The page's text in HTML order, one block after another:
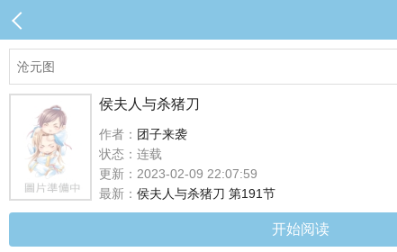
侯夫人与杀猪刀
作者： 团子来袭
状态：连载
更新：2023-02-09 22:07:59
最新： 侯夫人与杀猪刀 第191节
开始阅读